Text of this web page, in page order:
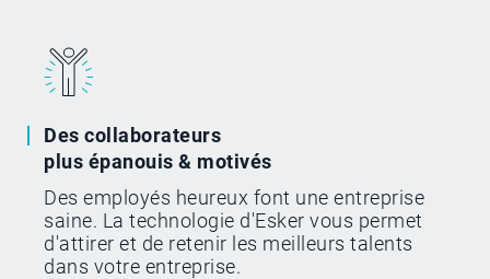
Des collaborateurs
plus épanouis & motivés
Des employés heureux font une entreprise
saine. La technologie d'Esker vous permet
d'attirer et de retenir les meilleurs talents
dans votre entreprise.